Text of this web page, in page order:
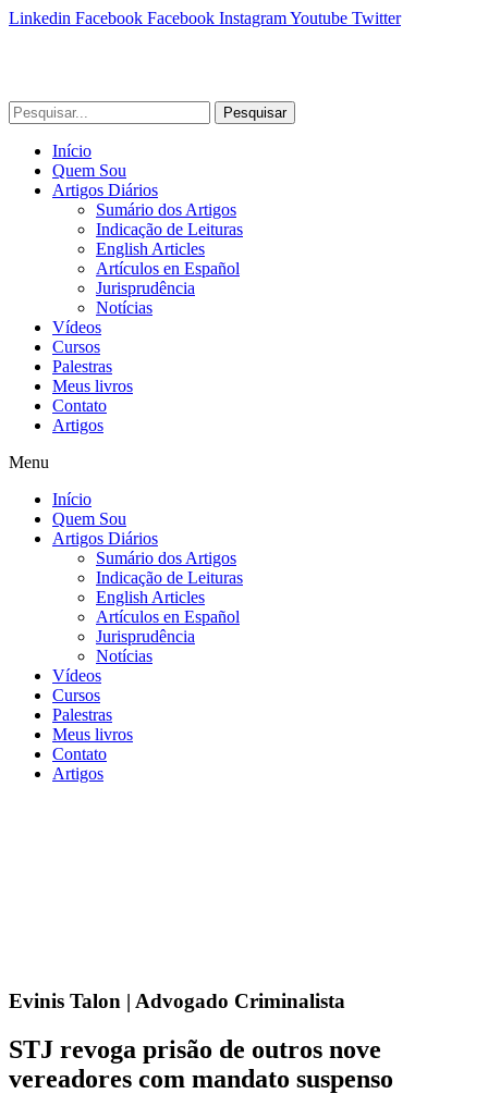
Linkedin Facebook Facebook InstagramYoutube Twitter
Pesquisar
Início
Quem Sou
Artigos Diários
Sumário dos Artigos
Indicação de Leituras
English Articles
Artículos en Español
Jurisprudência
Notícias
Vídeos
Cursos
Palestras
Meus livros
Contato
Artigos
Menu
Início
Quem Sou
Artigos Diários
Sumário dos Artigos
Indicação de Leituras
English Articles
Artículos en Español
Jurisprudência
Notícias
Vídeos
Cursos
Palestras
Meus livros
Contato
Artigos
Evinis Talon | Advogado Criminalista
STJ revoga prisão de outros nove
vereadores com mandato suspenso